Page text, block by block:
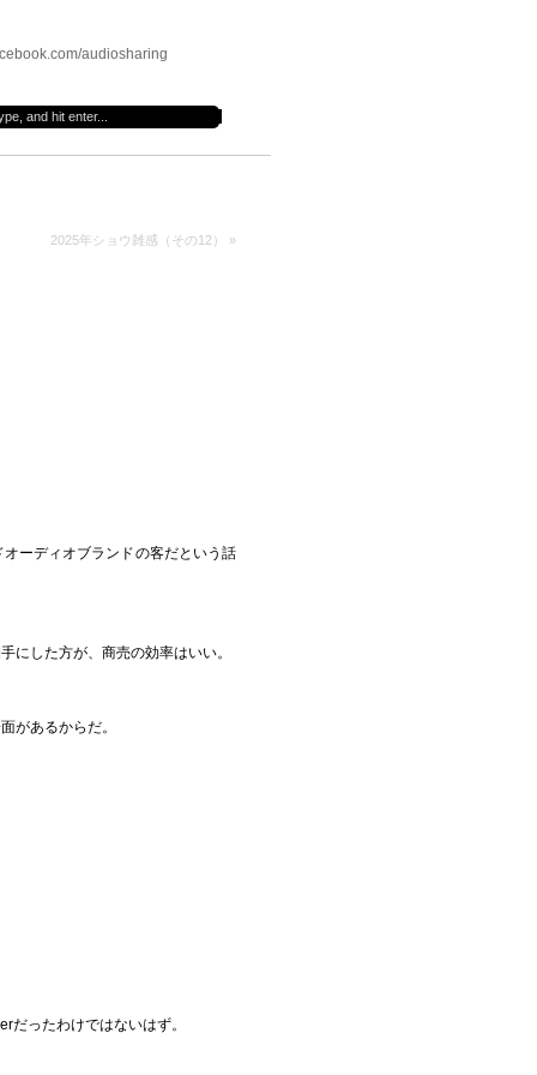
audiosharing
2025年ショウ雑感（その12） »
ーディオブランドの客だという話
にした方が、商売の効率はいい。
があるからだ。
ったわけではないはず。